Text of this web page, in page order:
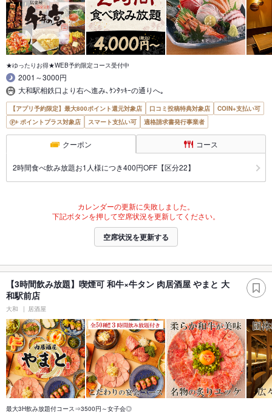
★ゆったりお得★WEB予約限定コース受付中
2001～3000円
大和駅相鉄口より右へ進み､ｹﾝﾀｯｷｰの通りへ｡
【アプリ予約限定】最大800ポイント還元対象店 口コミ投稿特典対象店
COIN+支払い可
ポイントプラス対象店
スマート支払い可 適格請求書発行事業者
クーポン コース
2時間食べ飲み放題お1人様につき400円OFF【区分22】
カレンダーの更新に失敗しました。
下記ボタンを押して空席状況を更新してください。
空席状況を更新する
【3時間飲み放題】喫煙可 和牛×牛タン 肉居酒屋 やまと 大
和駅前店
大和 居酒屋
最大3H飲み放題付コース⇒3500円～女子会◎